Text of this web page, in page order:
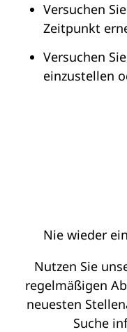
Versuchen
Zeitpunkt
Versuchen
einzustellen
Nie wieder
Nutzen Sie
regelmäßigen
neuesten
Suche